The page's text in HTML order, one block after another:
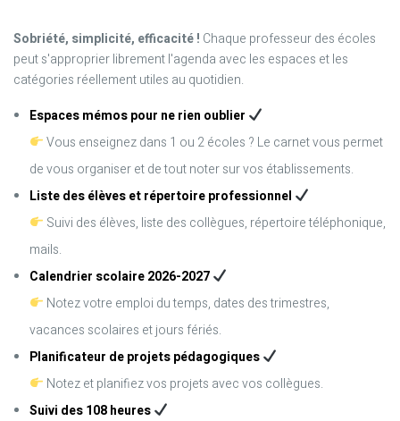
Sobriété, simplicité, efficacité ! Chaque professeur des écoles
peut s'approprier librement l'agenda avec les espaces et les
catégories réellement utiles au quotidien.
Espaces mémos pour ne rien oublier
Vous enseignez dans 1 ou 2 écoles ? Le carnet vous permet
de vous organiser et de tout noter sur vos établissements.
Liste des élèves et répertoire professionnel
Suivi des élèves, liste des collègues, répertoire téléphonique,
mails.
Calendrier scolaire 2026-2027
Notez votre emploi du temps, dates des trimestres,
vacances scolaires et jours fériés.
Planificateur de projets pédagogiques
Notez et planifiez vos projets avec vos collègues.
Suivi des 108 heures